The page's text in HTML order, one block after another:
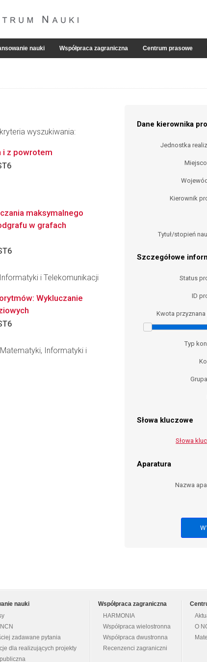
nauki Współpraca zagraniczna Centrum prasowe
wyszukiwania:
Dane kierownika
Jednostka
Kierownik
Tytuł/stopień
Szczegółowe
Status
ID
Kwota przyznana
Typ
Słowa kluczowe
Słowa
Aparatura
Nazwa
i z powrotem
maksymalnego
w grafach
i Telekomunikacji
Wykluczanie
Informatyki i
nauki
zadawane pytania
dla realizujących projekty
Współpraca zagraniczna
HARMONIA
Współpraca wielostronna
Współpraca dwustronna
Recenzenci zagraniczni
O